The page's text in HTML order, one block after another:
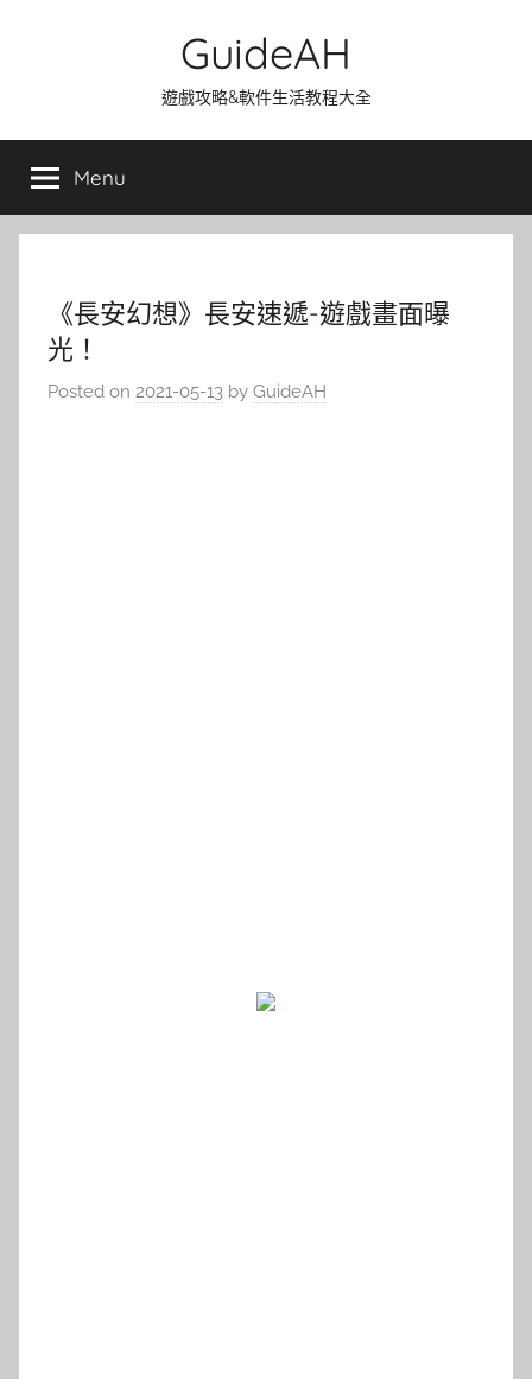
GuideAH
遊戲攻略&軟件生活教程大全
Menu
《長安幻想》長安速遞-遊戲畫面曝
光！
Posted on 2021-05-13 by GuideAH